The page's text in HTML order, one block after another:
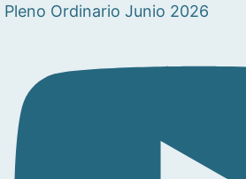
Pleno Ordinario Junio 2026